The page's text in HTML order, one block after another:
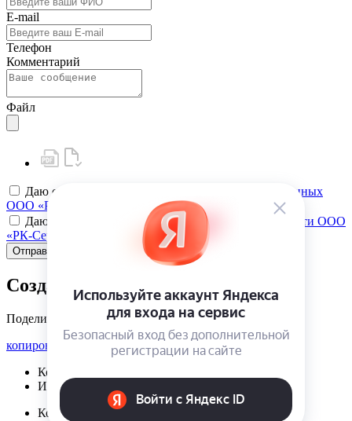
E-mail
Телефон
Комментарий
Файл
Даю своё
согласие на обработку персональных данных
ООО «РК-Сервис»
Даю своё
согласие на политику конфиденциальности ООО
«РК-Сервис»
Отправить
Создать карту клиента
Поделиться
копировать ссылку
Корзина | {{ cart.items.value.length }}
Избранное | {{ initData.favoriteProducts.length }}
Корзина | {{ cart.items.value.length }}